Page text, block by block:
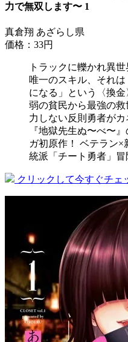
力で無双します〜 1
真倉翔 あざらし県
価格：33円
トラックに轢かれ異
唯一のスキル、それ
になる」という〈換
弱の貧民から最強の
力しない反則勇者がカ
『地獄先生ぬ〜べ〜
ガ初原作！ ベテラン
統派「チート勇者」冒
クリックして今すぐチェ